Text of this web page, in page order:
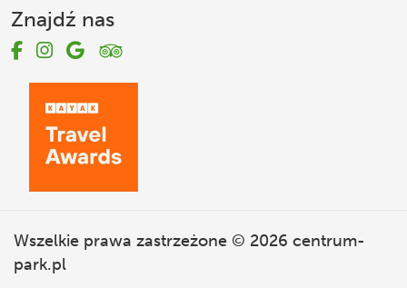
Znajdź nas
Wszelkie prawa zastrzeżone © 2026 centrum-
park.pl